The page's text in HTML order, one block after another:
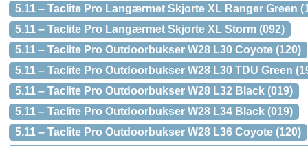
5.11 – Taclite Pro Langærmet Skjorte XL Ranger Green
5.11 – Taclite Pro Langærmet Skjorte XL Storm (092)
5.11 – Taclite Pro Outdoorbukser W28 L30 Coyote (120)
5.11 – Taclite Pro Outdoorbukser W28 L30 TDU Green
5.11 – Taclite Pro Outdoorbukser W28 L32 Black (019)
5.11 – Taclite Pro Outdoorbukser W28 L34 Black (019)
5.11 – Taclite Pro Outdoorbukser W28 L36 Coyote (120)